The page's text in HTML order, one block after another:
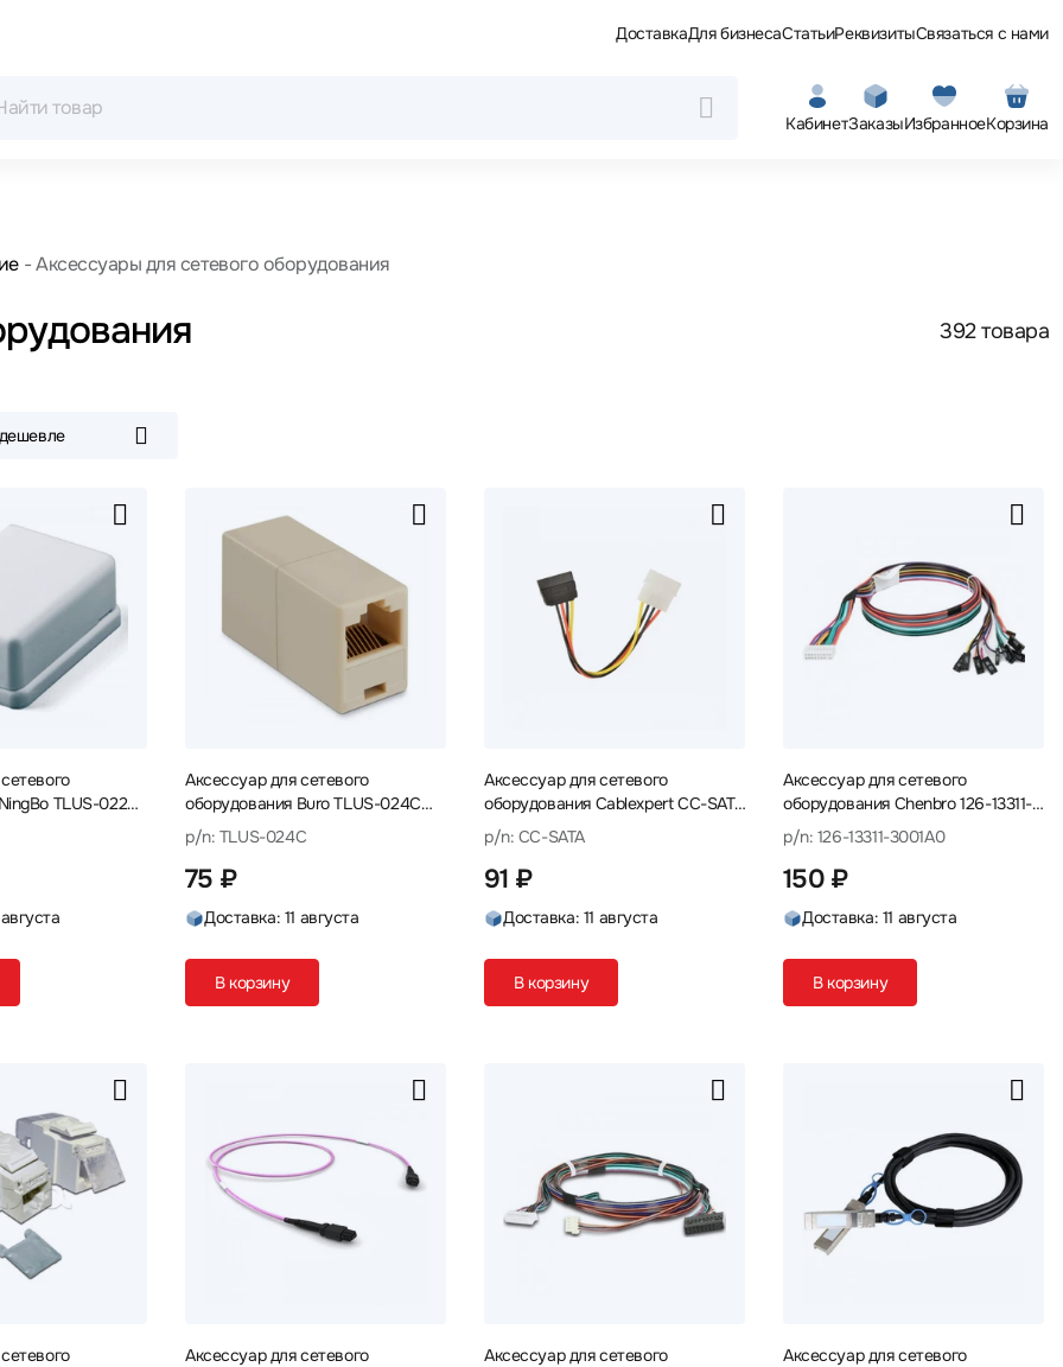
ДоставкаДля бизнесаСтатьиРеквизитыСвязаться с нами
КабинетЗаказыИзбранноеКорзина
Аксессуары для сетевого оборудования
392 товара
022
Аксессуар для сетевого
оборудования Buro TLUS-024C
Коннектор
p/n: TLUS-024C
75 ₽
Доставка: 11 августа
В корзину
Аксессуар для сетевого
оборудования Cablexpert CC-SATA
Кабель
p/n: CC-SATA
91 ₽
Доставка: 11 августа
В корзину
Аксессуар для сетевого
оборудования Chenbro 126-13311-
3001A0 Кабель
p/n: 126-13311-3001A0
150 ₽
Доставка: 11 августа
В корзину
Аксессуар для сетевого
Аксессуар для сетевого
Аксессуар для сетевого